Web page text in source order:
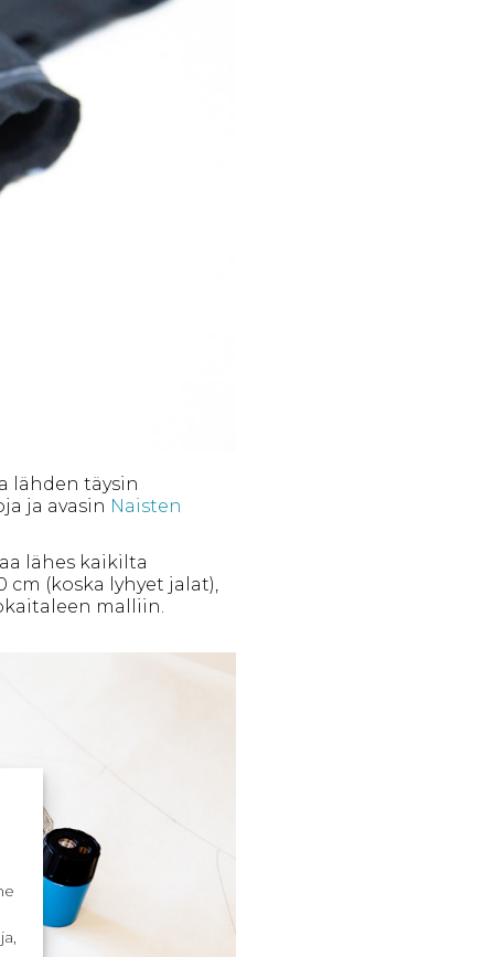
lähden täysin
ja avasin Naisten
lähes kaikilta
(koska lyhyet jalat),
malliin.